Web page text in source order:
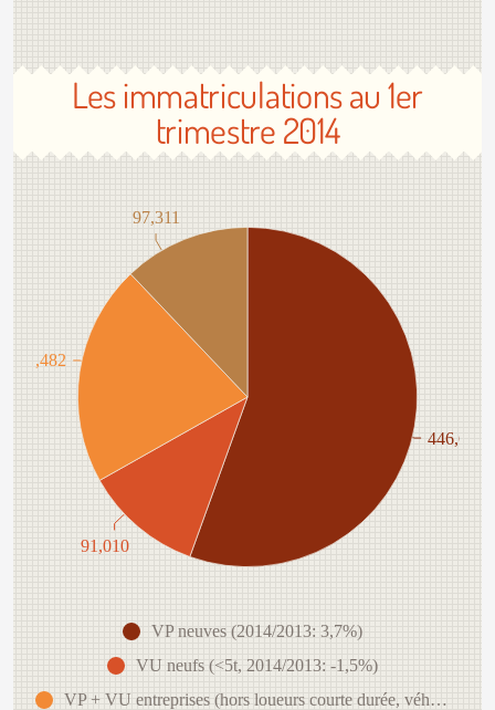
Les immatriculations au 1er
trimestre 2014
VP neuves (2014/2013: 3,7%)
VU neufs (<5t, 2014/2013: -1,5%)
VP + VU entreprises (hors loueurs courte durée, véhicules de démonstration, véhicules constructeurs. 2014/2013: +2,2%)
446,615
91,010
169,482
97,311